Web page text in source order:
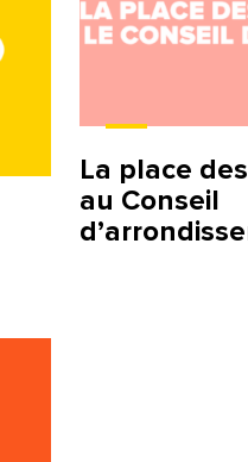
La place
au Conseil